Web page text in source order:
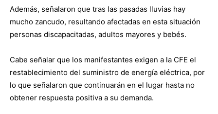
Además, señalaron que tras las pasadas lluvias hay
mucho zancudo, resultando afectadas en esta situación
personas discapacitadas, adultos mayores y bebés.
Cabe señalar que los manifestantes exigen a la CFE el
restablecimiento del suministro de energía eléctrica, por
lo que señalaron que continuarán en el lugar hasta no
obtener respuesta positiva a su demanda.